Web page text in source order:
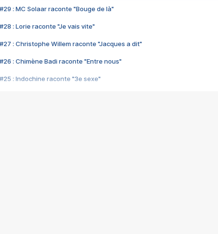
#29 : MC Solaar raconte "Bouge de là"
#28 : Lorie raconte "Je vais vite"
#27 : Christophe Willem raconte "Jacques a dit"
#26 : Chimène Badi raconte "Entre nous"
#25 : Indochine raconte "3e sexe"